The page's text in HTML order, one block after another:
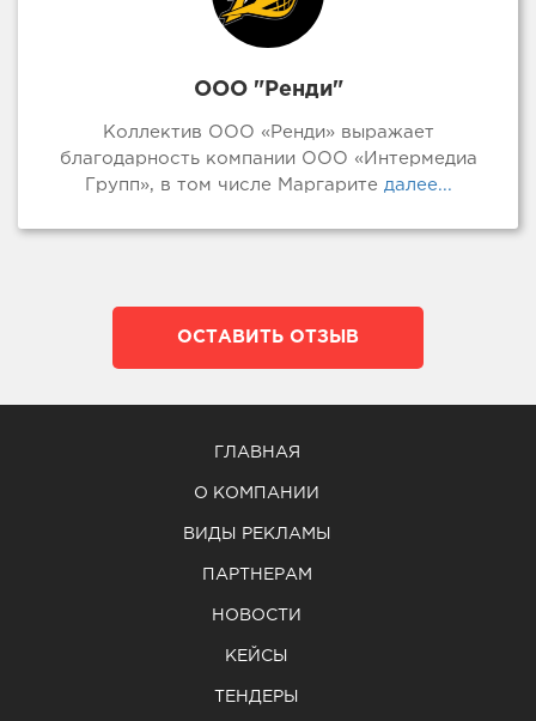
ООО "Ренди"
Коллектив ООО «Ренди» выражает
благодарность компании ООО «Интермедиа
Групп», в том числе Маргарите далее...
ОСТАВИТЬ ОТЗЫВ
ГЛАВНАЯ
О КОМПАНИИ
ВИДЫ РЕКЛАМЫ
ПАРТНЕРАМ
НОВОСТИ
КЕЙСЫ
ТЕНДЕРЫ